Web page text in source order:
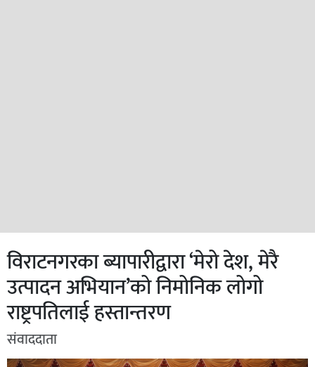
विराटनगरका ब्यापारीद्वारा ‘मेरो देश, मेरै
उत्पादन अभियान’को निमोनिक लोगो
राष्ट्रपतिलाई हस्तान्तरण
संवाददाता